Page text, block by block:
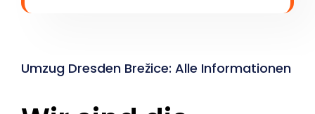
Umzug Dresden Brežice: Alle Informationen